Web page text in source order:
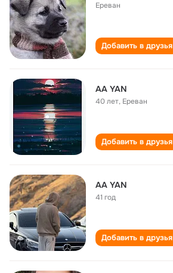
Ереван
Добавить в друзья
AA YAN
40 лет, Ереван
Добавить в друзья
AA YAN
41 год
Добавить в друзья